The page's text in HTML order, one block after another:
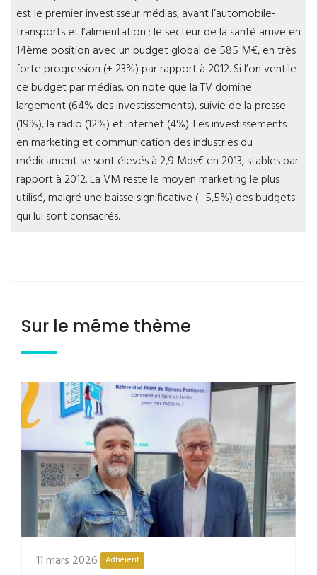
est le premier investisseur médias, avant l’automobile-
transports et l’alimentation ; le secteur de la santé arrive en
14ème position avec un budget global de 585 M€, en très
forte progression (+ 23%) par rapport à 2012. Si l’on ventile
ce budget par médias, on note que la TV domine
largement (64% des investissements), suivie de la presse
(19%), la radio (12%) et internet (4%). Les investissements
en marketing et communication des industries du
médicament se sont élevés à 2,9 Mds€ en 2013, stables par
rapport à 2012. La VM reste le moyen marketing le plus
utilisé, malgré une baisse significative (- 5,5%) des budgets
qui lui sont consacrés.
Sur le même thème
11 mars 2026 Adhérent